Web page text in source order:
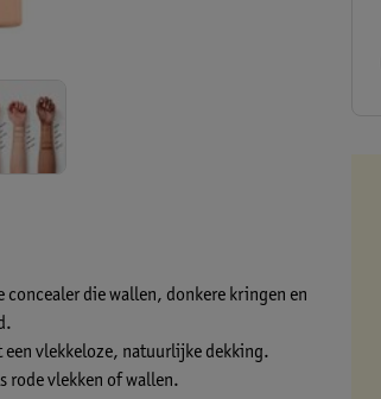
concealer die wallen, donkere kringen en
een vlekkeloze, natuurlijke dekking.
rode vlekken of wallen.